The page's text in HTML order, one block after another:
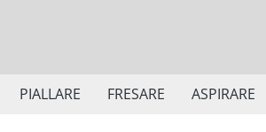
PIALLARE FRESARE ASPIRARE